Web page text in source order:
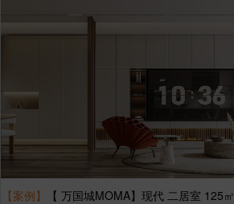
【案例】 【 万国城MOMA】现代 二居室 125㎡